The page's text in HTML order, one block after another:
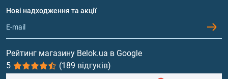
Обмін та повернення
Протеїн
Гейнери
Вітаміни та мінерали
Риб'ячий жир, жирні кислоти
Нові надходження та акції
Рейтинг магазину Belok.ua в Google
5
(189 відгуків)